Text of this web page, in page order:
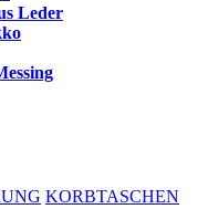
Leder
KORBTASCHEN